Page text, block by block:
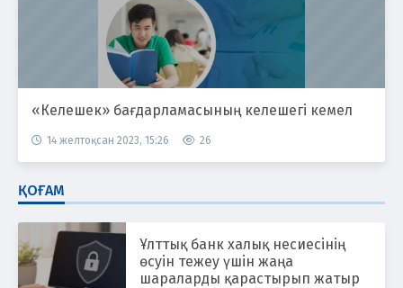
«Келешек» бағдарламасының келешегі кемел
14 желтоқсан 2023, 15:26 26
ҚОҒАМ
Ұлттық банк халық несиесінің
өсуін тежеу үшін жаңа
шараларды қарастырып жатыр